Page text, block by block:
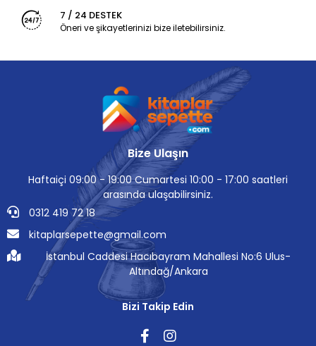
7 / 24 DESTEK
Öneri ve şikayetlerinizi bize iletebilirsiniz.
Bize Ulaşın
Haftaiçi 09:00 - 19:00 Cumartesi 10:00 - 17:00 saatleri
arasında ulaşabilirsiniz.
0312 419 72 18
kitaplarsepette@gmail.com
İstanbul Caddesi Hacıbayram Mahallesi No:6 Ulus-
Altındağ/Ankara
Bizi Takip Edin